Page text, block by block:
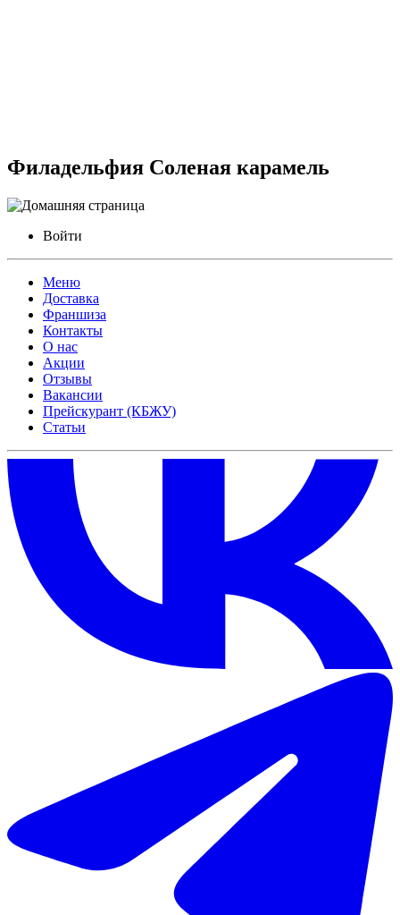
Филадельфия Соленая карамель
Войти
Меню
Доставка
Франшиза
Контакты
О нас
Акции
Отзывы
Вакансии
Прейскурант (КБЖУ)
Статьи